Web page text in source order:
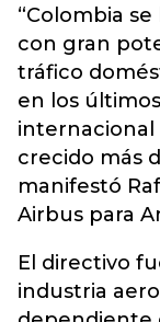
“Colombia
con gran
tráfico
en los
internacional
crecido más
manifestó
Airbus para
El directivo
industria